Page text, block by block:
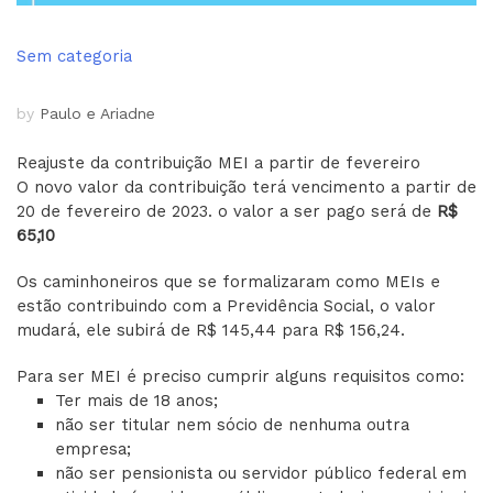
Sem categoria
by Paulo e Ariadne
Reajuste da contribuição MEI a partir de fevereiro
O novo valor da contribuição terá vencimento a partir de
20 de fevereiro de 2023. o valor a ser pago será de R$
65,10
Os caminhoneiros que se formalizaram como MEIs e
estão contribuindo com a Previdência Social, o valor
mudará, ele subirá de R$ 145,44 para R$ 156,24.
Para ser MEI é preciso cumprir alguns requisitos como:
Ter mais de 18 anos;
não ser titular nem sócio de nenhuma outra
empresa;
não ser pensionista ou servidor público federal em